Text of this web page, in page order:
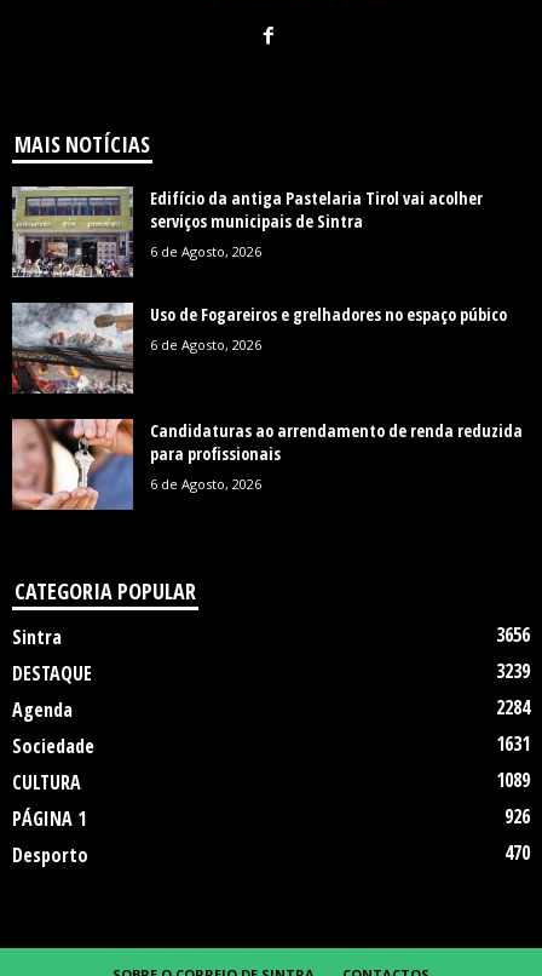
MAIS NOTÍCIAS
Edifício da antiga Pastelaria Tirol vai acolher
serviços municipais de Sintra
6 de Agosto, 2026
Uso de Fogareiros e grelhadores no espaço púbico
6 de Agosto, 2026
Candidaturas ao arrendamento de renda reduzida
para profissionais
6 de Agosto, 2026
CATEGORIA POPULAR
Sintra
3656
DESTAQUE
3239
Agenda
2284
Sociedade
1631
CULTURA
1089
PÁGINA 1
926
Desporto
470